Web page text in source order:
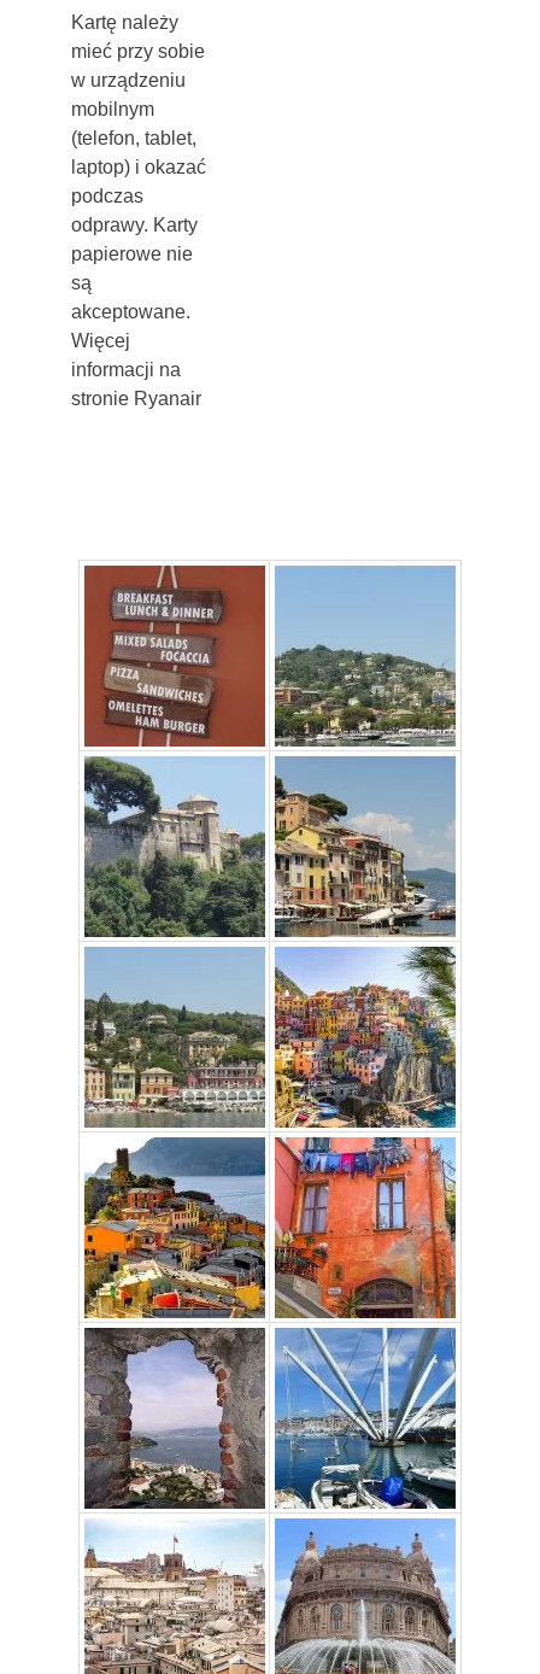
Kartę należy
mieć przy sobie
w urządzeniu
mobilnym
(telefon, tablet,
laptop) i okazać
podczas
odprawy. Karty
papierowe nie
są
akceptowane.
Więcej
informacji na
stronie Ryanair